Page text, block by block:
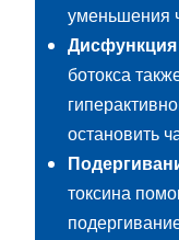
уменьшения
ботокса
остановить
токсина